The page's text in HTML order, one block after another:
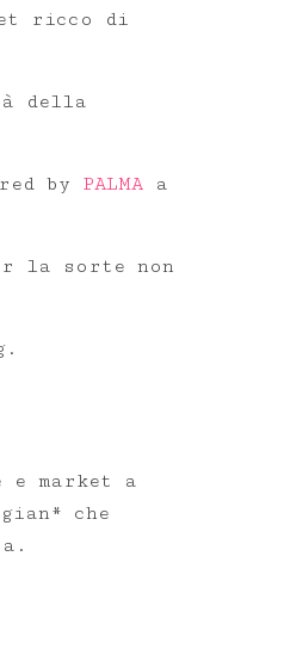
ricco di
della
by PALMA a
la sorte non
market a
che